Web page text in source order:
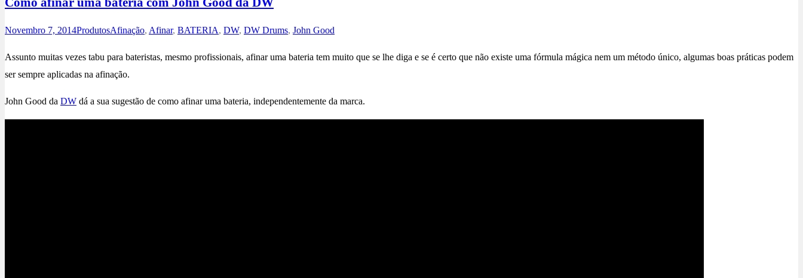
Novembro 7, 2014ProdutosAfinação, Afinar, BATERIA, DW, DW Drums, John Good
Assunto muitas vezes tabu para bateristas, mesmo profissionais, afinar uma bateria tem muito que se lhe diga e se é certo que não existe uma fórmula mágica nem um método único, algumas boas práticas podem
ser sempre aplicadas na afinação.
John Good da DW dá a sua sugestão de como afinar uma bateria, independentemente da marca.